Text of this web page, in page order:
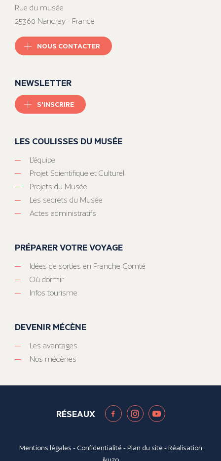
Rue du musée
25360 Nancray - France
NOUS CONTACTER
NEWSLETTER
S'INSCRIRE
LES COULISSES DU MUSÉE
L’équipe
Projet Scientifique et Culturel
Projets du Musée
Les secrets du Musée
Actes administratifs
PRÉPARER VOTRE VOYAGE
Idées de sorties en Franche-Comté
Où dormir
Infos tourisme
DEVENIR MÉCÈNE
Les avantages
Nos mécènes
RÉSEAUX
Mentions légales - Confidentialité -Plan du site - Réalisation